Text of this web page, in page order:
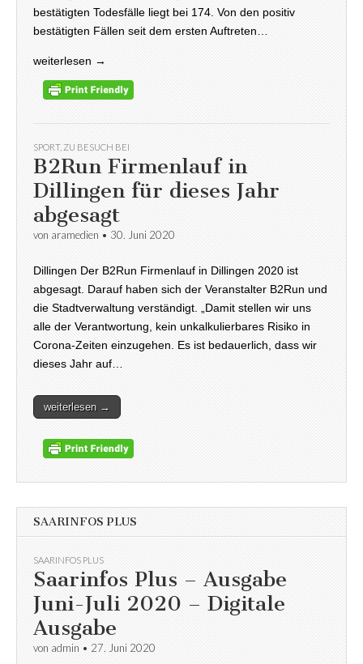
bestätigten Todesfälle liegt bei 174. Von den positiv
bestätigten Fällen seit dem ersten Auftreten…
weiterlesen →
SPORT, ZU BESUCH BEI
B2Run Firmenlauf in
Dillingen für dieses Jahr
abgesagt
von aramedien • 30. Juni 2020
Dillingen Der B2Run Firmenlauf in Dillingen 2020 ist
abgesagt. Darauf haben sich der Veranstalter B2Run und
die Stadtverwaltung verständigt. „Damit stellen wir uns
alle der Verantwortung, kein unkalkulierbares Risiko in
Corona-Zeiten einzugehen. Es ist bedauerlich, dass wir
dieses Jahr auf…
weiterlesen →
SAARINFOS PLUS
SAARINFOS PLUS
Saarinfos Plus – Ausgabe
Juni-Juli 2020 – Digitale
Ausgabe
von admin • 27. Juni 2020